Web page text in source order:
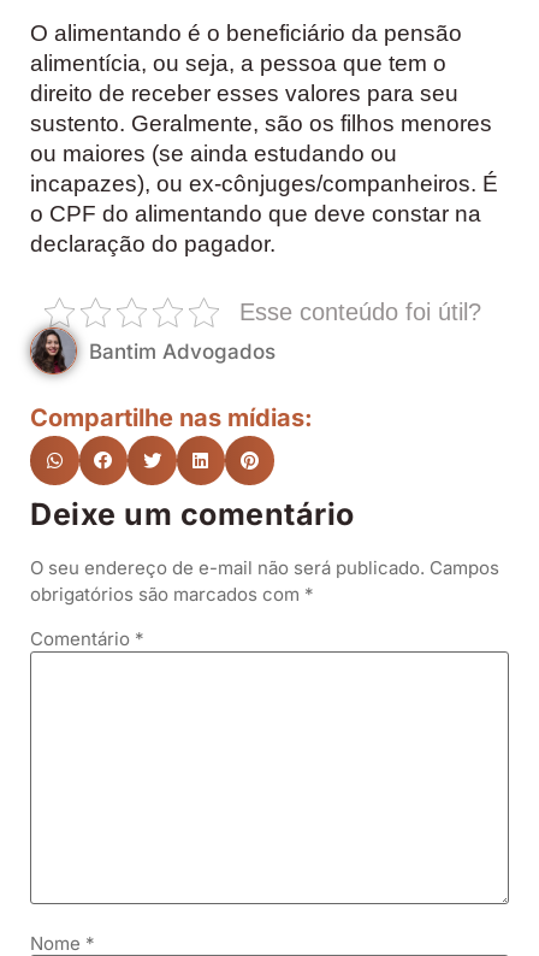
O alimentando é o beneficiário da pensão
alimentícia, ou seja, a pessoa que tem o
direito de receber esses valores para seu
sustento. Geralmente, são os filhos menores
ou maiores (se ainda estudando ou
incapazes), ou ex-cônjuges/companheiros. É
o CPF do alimentando que deve constar na
declaração do pagador.
Esse conteúdo foi útil?
Bantim Advogados
Compartilhe nas mídias:
Deixe um comentário
O seu endereço de e-mail não será publicado. Campos
obrigatórios são marcados com *
Comentário *
Nome *